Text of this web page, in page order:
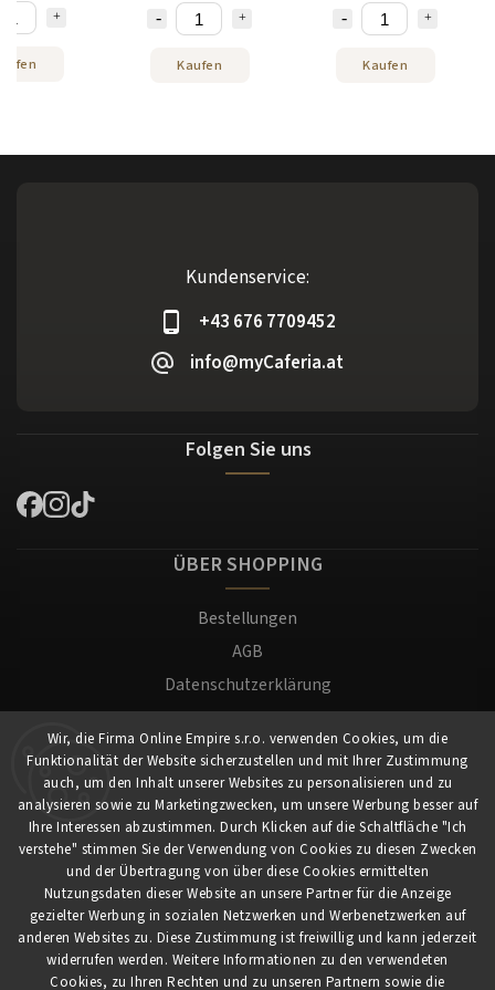
Wir, die Firma Online Empire s.r.o. verwenden Cookies, um die
Funktionalität der Website sicherzustellen und mit Ihrer Zustimmung
auch, um den Inhalt unserer Websites zu personalisieren und zu
analysieren sowie zu Marketingzwecken, um unsere Werbung besser auf
Ihre Interessen abzustimmen. Durch Klicken auf die Schaltfläche "Ich
verstehe" stimmen Sie der Verwendung von Cookies zu diesen Zwecken
und der Übertragung von über diese Cookies ermittelten
Nutzungsdaten dieser Website an unsere Partner für die Anzeige
gezielter Werbung in sozialen Netzwerken und Werbenetzwerken auf
anderen Websites zu. Diese Zustimmung ist freiwillig und kann jederzeit
widerrufen werden. Weitere Informationen zu den verwendeten
Cookies, zu Ihren Rechten und zu unseren Partnern sowie die
Kaufen Kaufen
Kundenservice:
+43 676 7709452
info@myCaferia.at
Folgen Sie uns
ÜBER SHOPPING
Bestellungen
AGB
Datenschutzerklärung
Versand und Zahlung
Warenrücksendung
Impressum
Für Kunden
Mein Konto
Registrierung
Anmeldung